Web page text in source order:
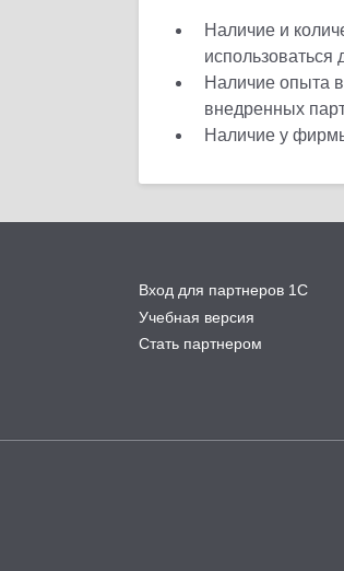
Наличие и
использоваться
Наличие опыта
внедренных
Наличие у
Вход для партнеров 1С
Учебная версия
Стать партнером